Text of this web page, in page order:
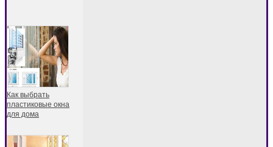
Как выбрать
пластиковые окна
для дома